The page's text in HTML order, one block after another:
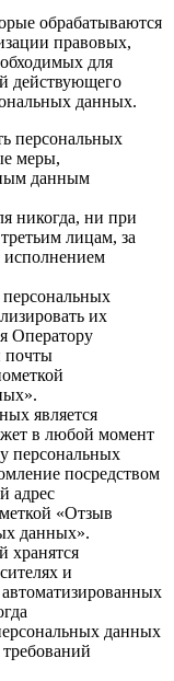
обрабатываются
правовых,
для
действующего
данных.
персональных
меры,
данным
никогда, ни при
лицам, за
исполнением
их
Оператору
почты
является
в любой момент
персональных
посредством
адрес
«Отзыв
данных».
хранятся
и
данных